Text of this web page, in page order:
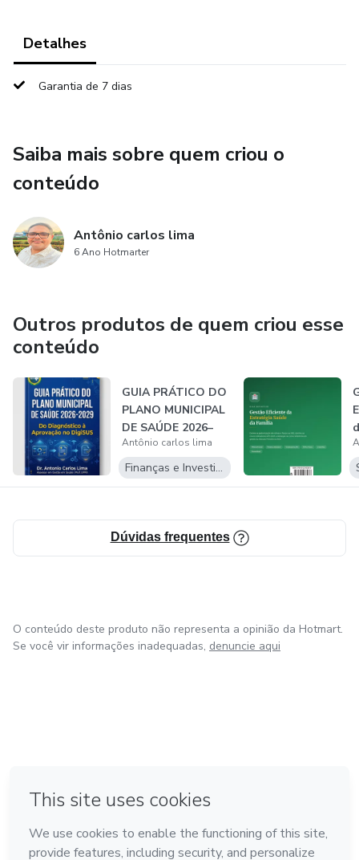
estruturar seu vault de forma eficiente, focado em
Modelo estruturado de base de conhecimento voltado
para gestão em saúde pública, facilitando planejamento,
registro e tomada de decisão.
Se quiser, posso transformar isso em descrição comercial,
página de vendas ou portfólio institucional.
Detalhes
Garantia de 7 dias
Saiba mais sobre quem criou o
conteúdo
Antônio carlos lima
6 Ano Hotmarter
Outros produtos de quem criou esse
conteúdo
GUIA PRÁTICO DO
PLANO MUNICIPAL
DE SAÚDE 2026–
2029
Antônio carlos lima
Finanças e Investimentos
Dúvidas frequentes
O conteúdo deste produto não representa a opinião da Hotmart.
Se você vir informações inadequadas, denuncie aqui
Feito com ❤ em Bogotá